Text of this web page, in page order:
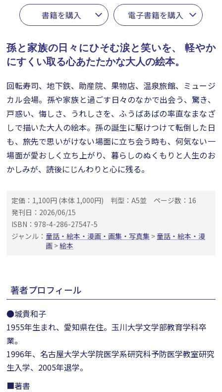
書籍を購入 電子書籍を購入
孫と家族の日々にひそむ涙と笑いを、
軽やか
にすくい取る心あたたかな大人の絵本。
回転寿司、地下鉄、助産院、果物店、温泉旅館、ミュージ
カル会場。孫や家族と過ごす日々のなかで出会う、驚き、
戸惑い、悔しさ、うれしさを、ふうばあばの率直なまなざ
しで描いた大人の絵本。孫の誕生に駆けつけて転倒した日
も、旅先で思いがけない場面に立ち会う時も、何気ない一
場面が愛おしく立ち上がり、暮らしのぬくもりと人生のお
かしみが、読後にじんわりと心に残る。
定価：1,100円 (本体 1,000円) 判型：A5並
ページ数：16
発刊日：2026/06/15
ISBN：978-4-286-27547-5
ジャンル： 童話・絵本・漫画・画集・写真集 > 童話・絵本・漫
画 >絵本
著者プロフィール
●城貴和子
1955年生まれ、愛知県在住。玉川大学文学部教育学科卒
業。
1996年、名古屋大学大学院医学系研究科予防医学教室研究
生入学、2005年退学。
■著書